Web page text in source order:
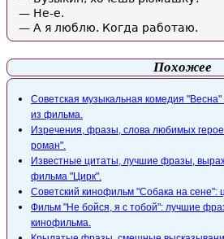
— Не-е.
— А я люблю. Когда работаю.
Похожее
Советская музыкальная комедия
из фильма.
Изречения, фразы, слова любимых
роман".
Известные цитаты, лучшие фразы,
фильма "Цирк".
Советский кинофильм "Собака на
Фильм "Не бойся, я с тобой": лучшие
кинофильма.